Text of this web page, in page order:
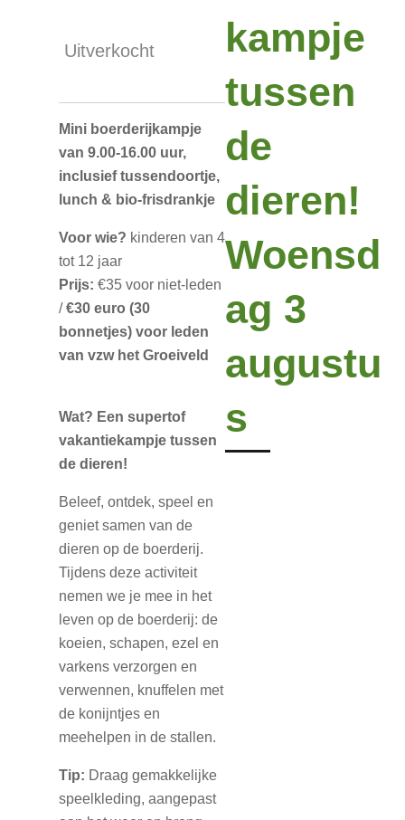
kampje
tussen
de
dieren!
Woensd
ag 3
augustu
s
Uitverkocht
Mini boerderijkampje
van 9.00-16.00 uur,
inclusief tussendoortje,
lunch & bio-frisdrankje
Voor wie? kinderen van 4
tot 12 jaar
Prijs: €35 voor niet-leden
/€30 euro (30
bonnetjes) voor leden
van vzw het Groeiveld
Wat? Een supertof
vakantiekampje tussen
de dieren!
Beleef, ontdek, speel en
geniet samen van de
dieren op de boerderij.
Tijdens deze activiteit
nemen we je mee in het
leven op de boerderij: de
koeien, schapen, ezel en
varkens verzorgen en
verwennen, knuffelen met
de konijntjes en
meehelpen in de stallen.
Tip: Draag gemakkelijke
speelkleding, aangepast